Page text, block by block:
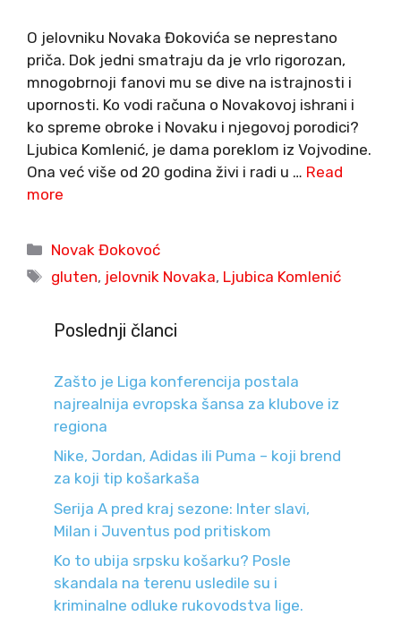
O jelovniku Novaka Đokovića se neprestano
priča. Dok jedni smatraju da je vrlo rigorozan,
mnogobrnoji fanovi mu se dive na istrajnosti i
upornosti. Ko vodi računa o Novakovoj ishrani i
ko spreme obroke i Novaku i njegovoj porodici?
Ljubica Komlenić, je dama poreklom iz Vojvodine.
Ona već više od 20 godina živi i radi u … Read
more
Categories
Novak Đokovoć
Tags
gluten, jelovnik Novaka, Ljubica Komlenić
Poslednji članci
Zašto je Liga konferencija postala
najrealnija evropska šansa za klubove iz
regiona
Nike, Jordan, Adidas ili Puma – koji brend
za koji tip košarkaša
Serija A pred kraj sezone: Inter slavi,
Milan i Juventus pod pritiskom
Ko to ubija srpsku košarku? Posle
skandala na terenu usledile su i
kriminalne odluke rukovodstva lige.